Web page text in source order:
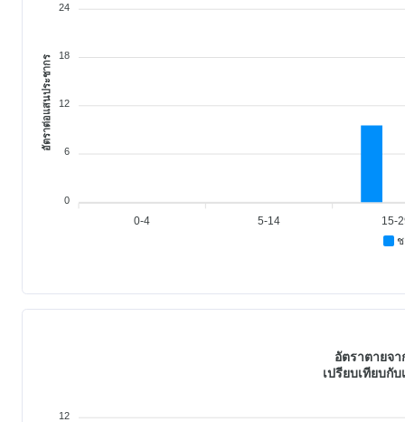
0-4 5-14 15-
24
18
12
6
0
อัตราต่อแสนประชากร
อัตราตายจา
เปรียบเทียบกั
12